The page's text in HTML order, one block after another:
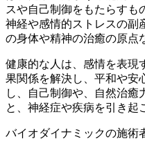
スや自己制御をもたらすも
神経や感情的ストレスの副
の身体や精神の治癒の原点
健康的な人は、感情を表現
果関係を解決し、平和や安
し、自己制御や、自然治癒
と、神経症や疾病を引き起
バイオダイナミックの施術